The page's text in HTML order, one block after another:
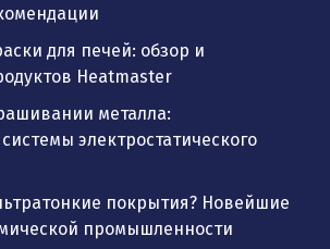
для печей: обзор и
Heatmaster
металла:
электростатического
покрытия? Новейшие
промышленности